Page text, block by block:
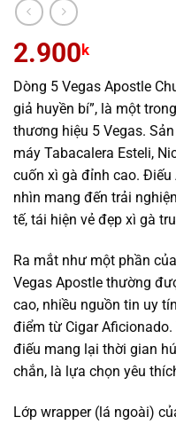
2.900 k
Dòng 5 Vegas Apostle
giả huyền bí”, là một
thương hiệu 5 Vegas.
máy Tabacalera Esteli,
cuốn xì gà đỉnh cao.
nhìn mang đến trải
tế, tái hiện vẻ đẹp xì gà
Ra mắt như một phần
Vegas Apostle thường
cao, nhiều nguồn tin uy
điểm từ Cigar
điếu mang lại thời gian
chắn, là lựa chọn yêu
Lớp wrapper (lá ngoài)